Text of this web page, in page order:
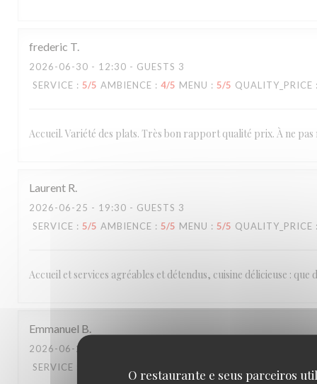
O restaurante e seus parceiros
frederic T
2026-06-30 - 12:30 - GUESTS 3
SERVICE : 5/5 AMBIENCE : 4/5 MENU : 5/5 QUALITY_PRICE
Accueil. Variété des plats. Très bon rapport qualité prix. À ne pas
Laurent R
2026-06-25 - 19:30 - GUESTS 3
SERVICE : 5/5 AMBIENCE : 5/5 MENU : 5/5 QUALITY_PRICE
Accueil et services agréables et détendus, cuisine délicieuse : que
Emmanuel B
2026-06-20
SERVICE